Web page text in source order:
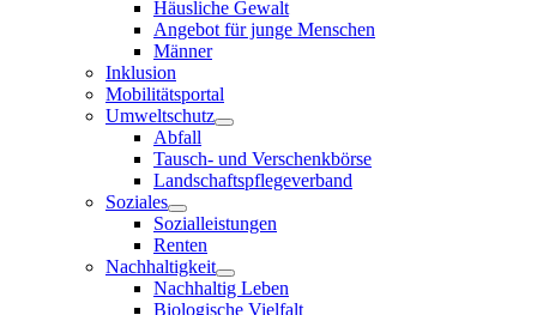
Häusliche Gewalt
Angebot für junge Menschen
Männer
Inklusion
Mobilitätsportal
Umweltschutz
Abfall
Tausch- und Verschenkbörse
Landschaftspflegeverband
Soziales
Sozialleistungen
Renten
Nachhaltigkeit
Nachhaltig Leben
Biologische Vielfalt